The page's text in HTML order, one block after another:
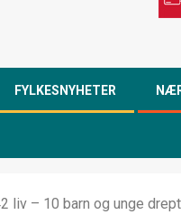
FYLKESNYHETER
liv – 10 barn og unge drept